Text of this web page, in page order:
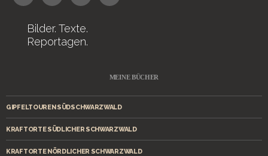
Bilder. Texte.
Reportagen.
MEINE BÜCHER
GIPFELTOUREN SÜDSCHWARZWALD
KRAFTORTE SÜDLICHER SCHWARZWALD
KRAFTORTE NÖRDLICHER SCHWARZWALD